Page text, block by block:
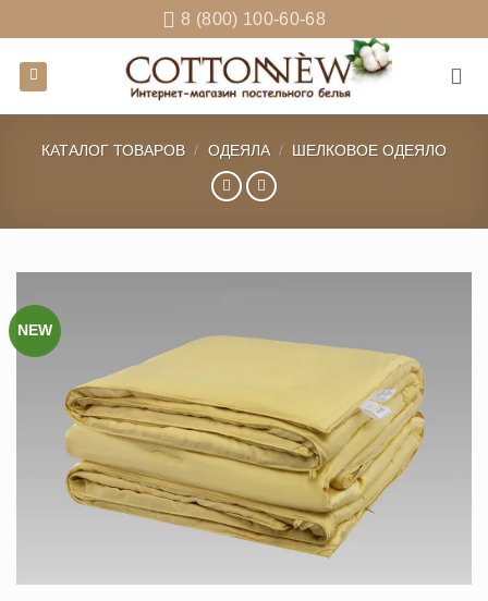
to
content
8 (800) 100-60-68
КАТАЛОГ ТОВАРОВ / ОДЕЯЛА / ШЕЛКОВОЕ ОДЕЯЛО
NEW